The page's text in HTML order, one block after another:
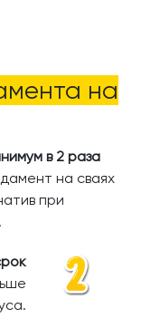
на
в 2 раза
на сваях
при